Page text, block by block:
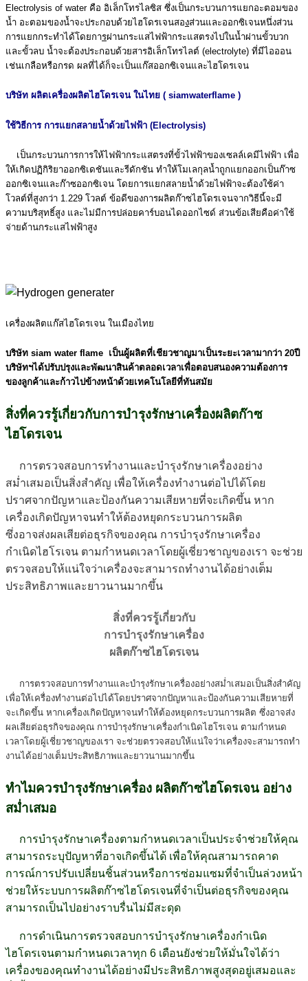
Electrolysis of water คือ อิเล็กโทรไลซิส ซึ่งเป็นกระบวนการแยกอะตอมของ
น้ำ อะตอมของน้ำจะประกอบด้วยไฮโดรเจนสองส่วนและออกซิเจนหนึ่งส่วน
การแยกกระทำได้โดยการผ่านกระแสไฟฟ้ากระแสตรงไปในน้ำผ่านขั้วบวก
และขั้วลบ น้ำจะต้องประกอบด้วยสารอิเล็กโทรไลต์ (electrolyte) ที่มีไอออน
เช่นเกลือหรือกรด ผลที่ได้ก็จะเป็นแก๊สออกซิเจนและไฮโดรเจน
บริษัท ผลิตเครื่องผลิตไฮโดรเจน ในไทย ( siamwaterflame )
ใช้วิธีการ การแยกสลายน้ำด้วยไฟฟ้า (Electrolysis)
เป็นกระบวนการการให้ไฟฟ้ากระแสตรงที่ขั้วไฟฟ้าของเซลล์เคมีไฟฟ้า เพื่อ
ให้เกิดปฏิกิริยาออกซิเดชันและรีดักชัน ทำให้โมเลกุลน้ำถูกแยกออกเป็นก๊าซ
ออกซิเจนและก๊าซออกซิเจน โดยการแยกสลายนํ้าด้วยไฟฟ้าจะต้องใช้ค่า
โวลต์ที่สูงกว่า 1.229 โวลต์ ข้อดีของการผลิตก๊าซไฮโดรเจนจากวิธีนี้จะมี
ความบริสุทธิ์สูง และไม่มีการปล่อยคาร์บอนไดออกไซด์ ส่วนข้อเสียคือค่าใช้
จ่ายด้านกระแสไฟฟ้าสูง
เครื่องผลิตแก๊สไฮโดรเจน ในเมืองไทย
บริษัท siam water flame เป็นผู้ผลิตที่เชียวชาญมาเป็นระยะเวลามากว่า 20ปี
บริษัทฯได้ปรับปรุงและพัฒนาสินค้าตลอดเวลาเพื่อตอบสนองความต้องการ
ของลูกค้าและก้าวไปข้างหน้าด้วยเทคโนโลยีที่ทันสมัย
สิ่งที่ควรรู้เกี่ยวกับการบำรุงรักษาเครื่องผลิตก๊าซ
ไฮโดรเจน
การตรวจสอบการทำงานและบํารุงรักษาเครื่องอย่าง
สม่ำเสมอเป็นสิ่งสําคัญ เพื่อให้เครื่องทํางานต่อไปได้โดย
ปราศจากปัญหาและป้องกันความเสียหายที่จะเกิดขึ้น หาก
เครื่องเกิดปัญหาจนทำให้ต้องหยุดกระบวนการผลิต
ซึ่งอาจส่งผลเสียต่อธุรกิจของคุณ การบํารุงรักษาเครื่อง
กําเนิดไฮโรเจน ตามกําหนดเวลาโดยผู้เชี่ยวชาญของเรา จะช่วย
ตรวจสอบให้แน่ใจว่าเครื่องจะสามารถทํางานได้อย่างเต็ม
ประสิทธิภาพและยาวนานมากขึ้น
สิ่งที่ควรรู้เกี่ยวกับ
การบำรุงรักษาเครื่อง
ผลิตก๊าซไฮโดรเจน
การตรวจสอบการทำงานและบํารุงรักษาเครื่องอย่างสม่ำเสมอเป็นสิ่งสําคัญ
เพื่อให้เครื่องทํางานต่อไปได้โดยปราศจากปัญหาและป้องกันความเสียหายที่
จะเกิดขึ้น หากเครื่องเกิดปัญหาจนทำให้ต้องหยุดกระบวนการผลิต ซึ่งอาจส่ง
ผลเสียต่อธุรกิจของคุณ การบํารุงรักษาเครื่องกําเนิดไฮโรเจน ตามกําหนด
เวลาโดยผู้เชี่ยวชาญของเรา จะช่วยตรวจสอบให้แน่ใจว่าเครื่องจะสามารถทํา
งานได้อย่างเต็มประสิทธิภาพและยาวนานมากขึ้น
ทำไมควรบำรุงรักษาเครื่อง ผลิตก๊าซไฮโดรเจน อย่าง
สม่ำเสมอ
การบํารุงรักษาเครื่องตามกําหนดเวลาเป็นประจําช่วยให้คุณ
สามารถระบุปัญหาที่อาจเกิดขึ้นได้ เพื่อให้คุณสามารถคาด
การณ์การปรับเปลี่ยนชิ้นส่วนหรือการซ่อมแซมที่จําเป็นล่วงหน้า
ช่วยให้ระบบการผลิตก๊าซไฮโดรเจนที่จำเป็นต่อธุรกิจของคุณ
สามารถเป็นไปอย่างราบรื่นไม่มีสะดุด
การดําเนินการตรวจสอบการบํารุงรักษาเครื่องกําเนิด
ไฮโดรเจนตามกําหนดเวลาทุก 6 เดือนยังช่วยให้มั่นใจได้ว่า
เครื่องของคุณทํางานได้อย่างมีประสิทธิภาพสูงสุดอยู่เสมอและ